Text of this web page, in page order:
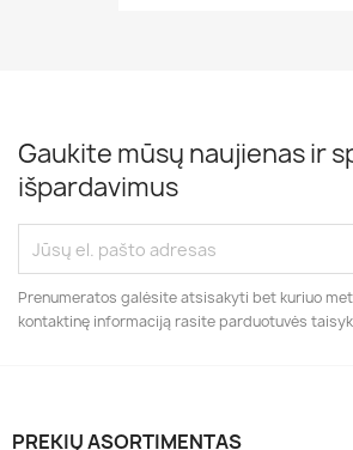
Gaukite mūsų naujienas ir
išpardavimus
Prenumeratos galėsite atsisakyti bet kuriuo
kontaktinę informaciją rasite parduotuvės
PREKIŲ ASORTIMENTAS